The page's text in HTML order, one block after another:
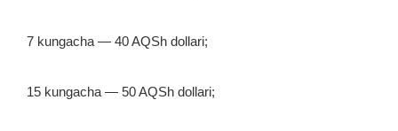
7 kungacha — 40 AQSh dollari;
15 kungacha — 50 AQSh dollari;